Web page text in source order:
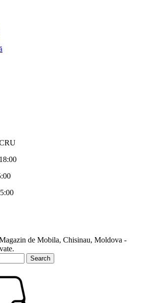
de Mobila, Chisinau, Moldova -
Search